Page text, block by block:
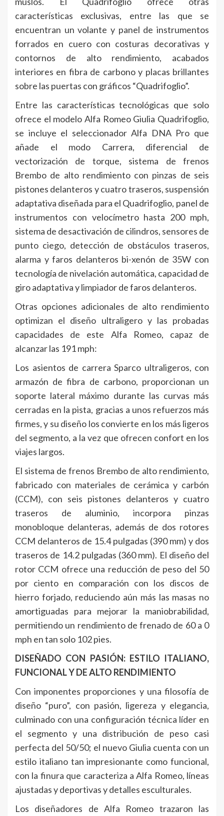
características exclusivas, entre las que se
encuentran un volante y panel de instrumentos
forrados en cuero con costuras decorativas y
contornos de alto rendimiento, acabados
interiores en fibra de carbono y placas brillantes
sobre las puertas con gráficos “Quadrifoglio”.
Entre las características tecnológicas que solo
ofrece el modelo Alfa Romeo Giulia Quadrifoglio,
se incluye el seleccionador Alfa DNA Pro que
añade el modo Carrera, diferencial de
vectorización de torque, sistema de frenos
Brembo de alto rendimiento con pinzas de seis
pistones delanteros y cuatro traseros, suspensión
adaptativa diseñada para el Quadrifoglio, panel de
instrumentos con velocímetro hasta 200 mph,
sistema de desactivación de cilindros, sensores de
punto ciego, detección de obstáculos traseros,
alarma y faros delanteros bi-xenón de 35W con
tecnología de nivelación automática, capacidad de
giro adaptativa y limpiador de faros delanteros.
Otras opciones adicionales de alto rendimiento
optimizan el diseño ultraligero y las probadas
capacidades de este Alfa Romeo, capaz de
alcanzar las 191 mph:
Los asientos de carrera Sparco ultraligeros, con
armazón de fibra de carbono, proporcionan un
soporte lateral máximo durante las curvas más
cerradas en la pista, gracias a unos refuerzos más
firmes, y su diseño los convierte en los más ligeros
del segmento, a la vez que ofrecen confort en los
viajes largos.
El sistema de frenos Brembo de alto rendimiento,
fabricado con materiales de cerámica y carbón
(CCM), con seis pistones delanteros y cuatro
traseros de aluminio, incorpora pinzas
monobloque delanteras, además de dos rotores
CCM delanteros de 15.4 pulgadas (390 mm) y dos
traseros de 14.2 pulgadas (360 mm). El diseño del
rotor CCM ofrece una reducción de peso del 50
por ciento en comparación con los discos de
hierro forjado, reduciendo aún más las masas no
amortiguadas para mejorar la maniobrabilidad,
permitiendo un rendimiento de frenado de 60 a 0
mph en tan solo 102 pies.
DISEÑADO CON PASIÓN: ESTILO ITALIANO,
FUNCIONAL Y DE ALTO RENDIMIENTO
Con imponentes proporciones y una filosofía de
diseño “puro”, con pasión, ligereza y elegancia,
culminado con una configuración técnica líder en
el segmento y una distribución de peso casi
perfecta del 50/50; el nuevo Giulia cuenta con un
estilo italiano tan impresionante como funcional,
con la finura que caracteriza a Alfa Romeo, líneas
ajustadas y deportivas y detalles esculturales.
Los diseñadores de Alfa Romeo trazaron las